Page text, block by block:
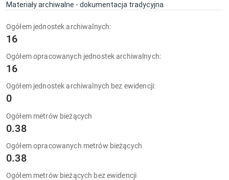
Materiały archiwalne - dokumentacja tradycyjna
Ogółem jednostek archiwalnych:
16
Ogółem opracowanych jednostek archiwalnych:
16
Ogółem jednostek archiwalnych bez ewidencji:
0
Ogółem metrów bieżących
0.38
Ogółem opracowanych metrów bieżących
0.38
Ogółem metrów bieżących bez ewidencji